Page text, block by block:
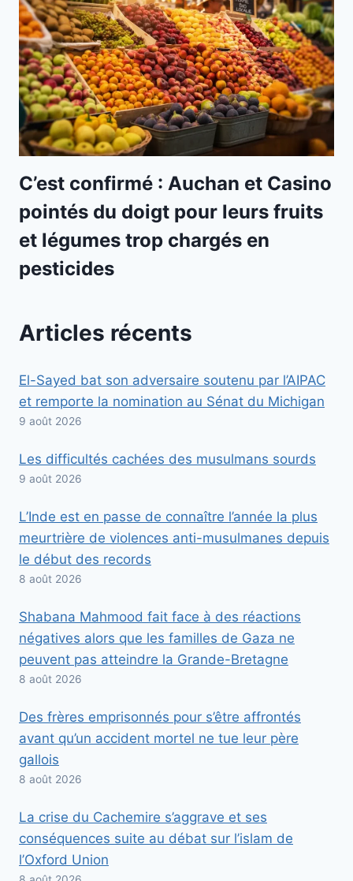
C’est confirmé : Auchan et Casino
pointés du doigt pour leurs fruits
et légumes trop chargés en
pesticides
Articles récents
El-Sayed bat son adversaire soutenu par l’AIPAC
et remporte la nomination au Sénat du Michigan
9 août 2026
Les difficultés cachées des musulmans sourds
9 août 2026
L’Inde est en passe de connaître l’année la plus
meurtrière de violences anti-musulmanes depuis
le début des records
8 août 2026
Shabana Mahmood fait face à des réactions
négatives alors que les familles de Gaza ne
peuvent pas atteindre la Grande-Bretagne
8 août 2026
Des frères emprisonnés pour s’être affrontés
avant qu’un accident mortel ne tue leur père
gallois
8 août 2026
La crise du Cachemire s’aggrave et ses
conséquences suite au débat sur l’islam de
l’Oxford Union